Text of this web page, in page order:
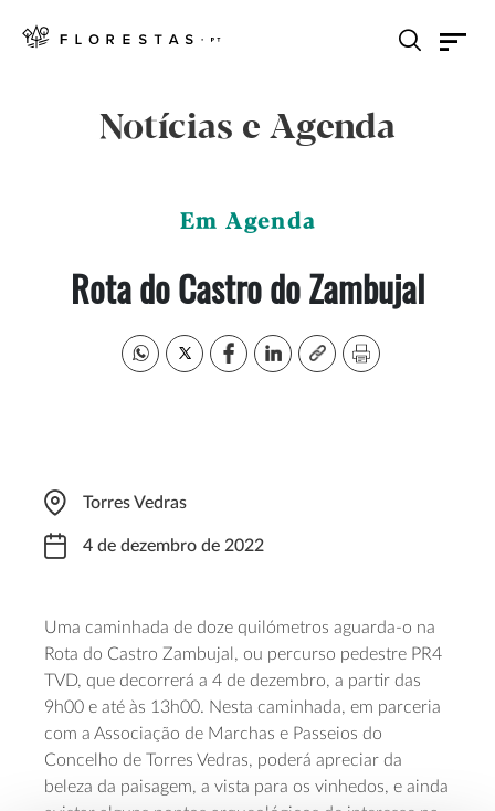
Notícias e Agenda
Em Agenda
Rota do Castro do Zambujal
Torres Vedras
4 de dezembro de 2022
Uma caminhada de doze quilómetros aguarda-o na
Rota do Castro Zambujal, ou percurso pedestre PR4
TVD, que decorrerá a 4 de dezembro, a partir das
9h00 e até às 13h00. Nesta caminhada, em parceria
com a Associação de Marchas e Passeios do
Concelho de Torres Vedras, poderá apreciar da
beleza da paisagem, a vista para os vinhedos, e ainda